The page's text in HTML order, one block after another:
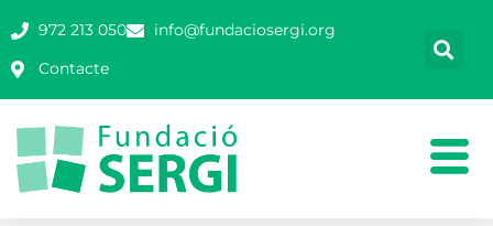
972 213 050
info@fundaciosergi.org
Contacte